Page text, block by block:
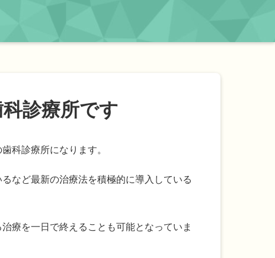
診療所です
科診療所になります。
など最新の治療法を積極的に導入している
療を一日で終えることも可能となっていま